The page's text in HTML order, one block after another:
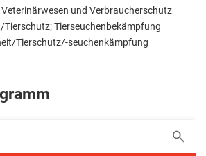
und Verbraucherschutz
Tierseuchenbekämpfung
Tierschutz/-seuchenkämpfung